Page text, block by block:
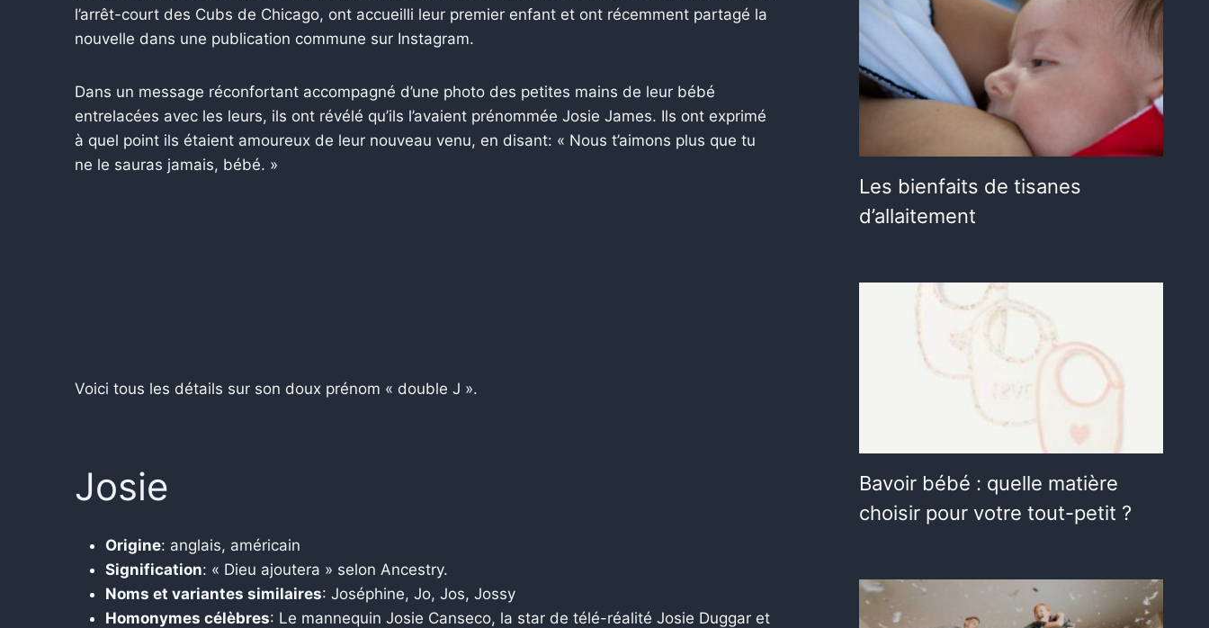
l’arrêt-court des Cubs de Chicago, ont accueilli leur premier enfant et ont récemment partagé la
nouvelle dans une publication commune sur Instagram.
Dans un message réconfortant accompagné d’une photo des petites mains de leur bébé
entrelacées avec les leurs, ils ont révélé qu’ils l’avaient prénommée Josie James. Ils ont exprimé
à quel point ils étaient amoureux de leur nouveau venu, en disant: « Nous t’aimons plus que tu
ne le sauras jamais, bébé. »
Voici tous les détails sur son doux prénom « double J ».
Josie
Origine: anglais, américain
Signification: « Dieu ajoutera » selon Ancestry.
Noms et variantes similaires: Joséphine, Jo, Jos, Jossy
Homonymes célèbres: Le mannequin Josie Canseco, la star de télé-réalité Josie Duggar et
Les bienfaits de tisanes
d’allaitement
Bavoir bébé : quelle matière
choisir pour votre tout-petit ?